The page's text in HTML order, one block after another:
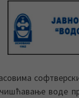
воде